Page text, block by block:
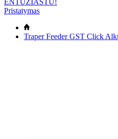
ENTUZIASTU!
Pristatymas
Traper Feeder GST Click